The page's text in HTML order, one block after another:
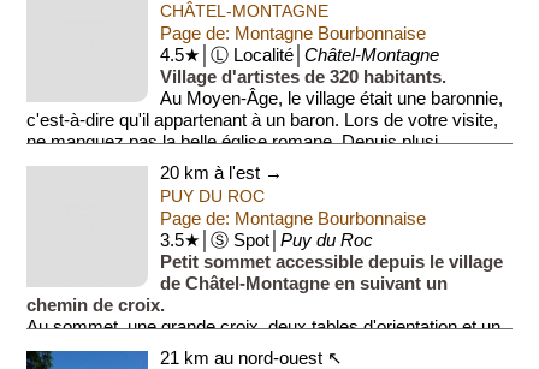
CHÂTEL-MONTAGNE
Page de: Montagne Bourbonnaise
4.5★│Ⓛ Localité│Châtel-Montagne
Village d'artistes de 320 habitants.
Au Moyen-Âge, le village était une baronnie,
c'est-à-dire qu'il appartenant à un baron. Lors de votre visite,
ne manquez pas la belle église romane. Depuis plusi...
20 km à l'est →
PUY DU ROC
Page de: Montagne Bourbonnaise
3.5★│Ⓢ Spot│Puy du Roc
Petit sommet accessible depuis le village
de Châtel-Montagne en suivant un
chemin de croix.
Au sommet, une grande croix, deux tables d'orientation et un
joli panorama sur la région (Montagne Bourbo...
21 km au nord-ouest ↖